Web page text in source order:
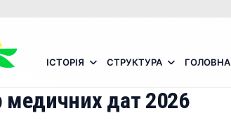
ІСТОРІЯ СТРУКТУРА ГОЛОВНА
медичних дат 2026